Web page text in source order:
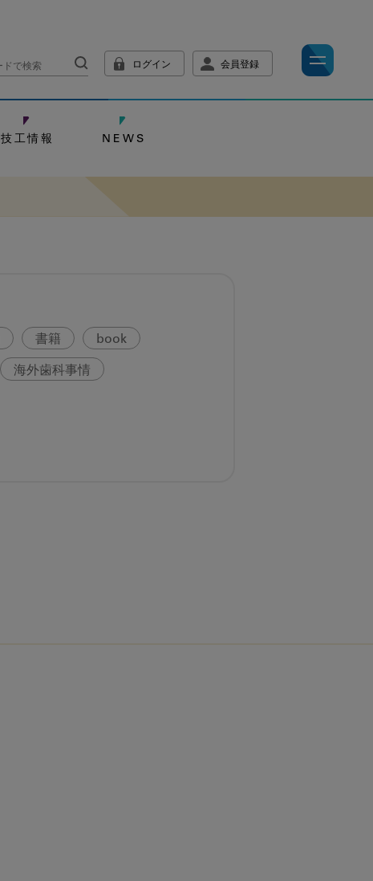
ログイン 会員登録
技工情報 NEWS
書籍 book
海外歯科事情